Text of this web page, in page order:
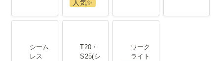
人気✨️
ャル ウィン
シーム
レス
ル・ダブル)
T20・
S25(シ
ワーク
ライト